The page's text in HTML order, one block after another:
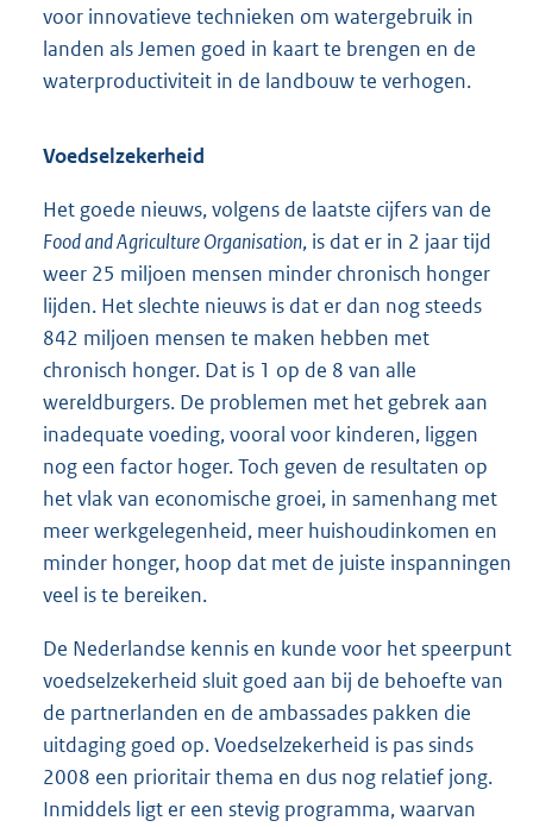
voor innovatieve technieken om watergebruik in
landen als Jemen goed in kaart te brengen en de
waterproductiviteit in de landbouw te verhogen.
Voedselzekerheid
Het goede nieuws, volgens de laatste cijfers van de
Food and Agriculture Organisation, is dat er in 2 jaar tijd
weer 25 miljoen mensen minder chronisch honger
lijden. Het slechte nieuws is dat er dan nog steeds
842 miljoen mensen te maken hebben met
chronisch honger. Dat is 1 op de 8 van alle
wereldburgers. De problemen met het gebrek aan
inadequate voeding, vooral voor kinderen, liggen
nog een factor hoger. Toch geven de resultaten op
het vlak van economische groei, in samenhang met
meer werkgelegenheid, meer huishoudinkomen en
minder honger, hoop dat met de juiste inspanningen
veel is te bereiken.
De Nederlandse kennis en kunde voor het speerpunt
voedselzekerheid sluit goed aan bij de behoefte van
de partnerlanden en de ambassades pakken die
uitdaging goed op. Voedselzekerheid is pas sinds
2008 een prioritair thema en dus nog relatief jong.
Inmiddels ligt er een stevig programma, waarvan